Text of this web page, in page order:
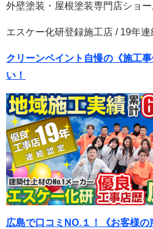
外壁塗装・屋根塗装専門店ショ
エスケー化研登録施工店 / 19年
クリーンペイント自慢の《施工
い！
広島で口コミNO.１！《お客様